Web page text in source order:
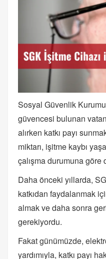
Sosyal Güvenlik
güvencesi bulunan
alırken katkı payı
miktarı, işitme kaybı
çalışma durumuna göre
Daha önceki yıllarda,
katkıdan faydalanmak
almak ve daha sonra
gerekiyordu.
Fakat günümüzde,
yardımıyla, katkı payı